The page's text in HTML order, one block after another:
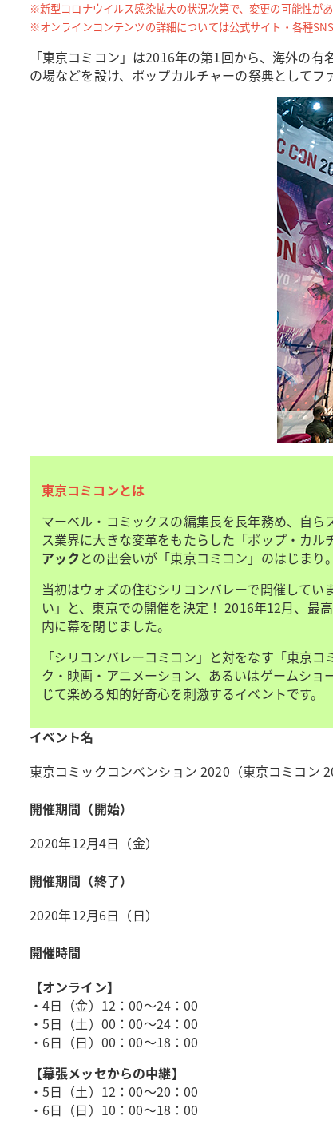
※新型コロナウイルス感染拡大の状況次第で、変更の可能性があ
※オンラインコンテンツの詳細については公式サイト・各種SNS
「東京コミコン」は2016年の第1回から、海外の
の場などを設け、ポップカルチャーの祭典としてフ
東京コミコンとは
マーベル・コミックスの編集長を長年務め、自
ス業界に大きな変革をもたらした「ポップ・カル
アック との出会いが「東京コミコン」のはじまり。
当初はウォズの住むシリコンバレーで開催して
い」と、東京での開催を決定！ 2016年12月、最
内に幕を閉じました。
「シリコンバレーコミコン」と対をなす「東京
ク・映画・アニメーション、あるいはゲームシ
じて楽める知的好奇心を刺激するイベントです。
イベント名
東京コミックコンベンション 2020（東京コミコン
開催期間（開始）
2020年12月4日（金）
開催期間（終了）
2020年12月6日（日）
開催時間
【オンライン】
・4日（金）12：00～24：00
・5日（土）00：00～24：00
・6日（日）00：00～18：00
【幕張メッセからの中継】
・5日（土）12：00～20：00
・6日（日）10：00～18：00